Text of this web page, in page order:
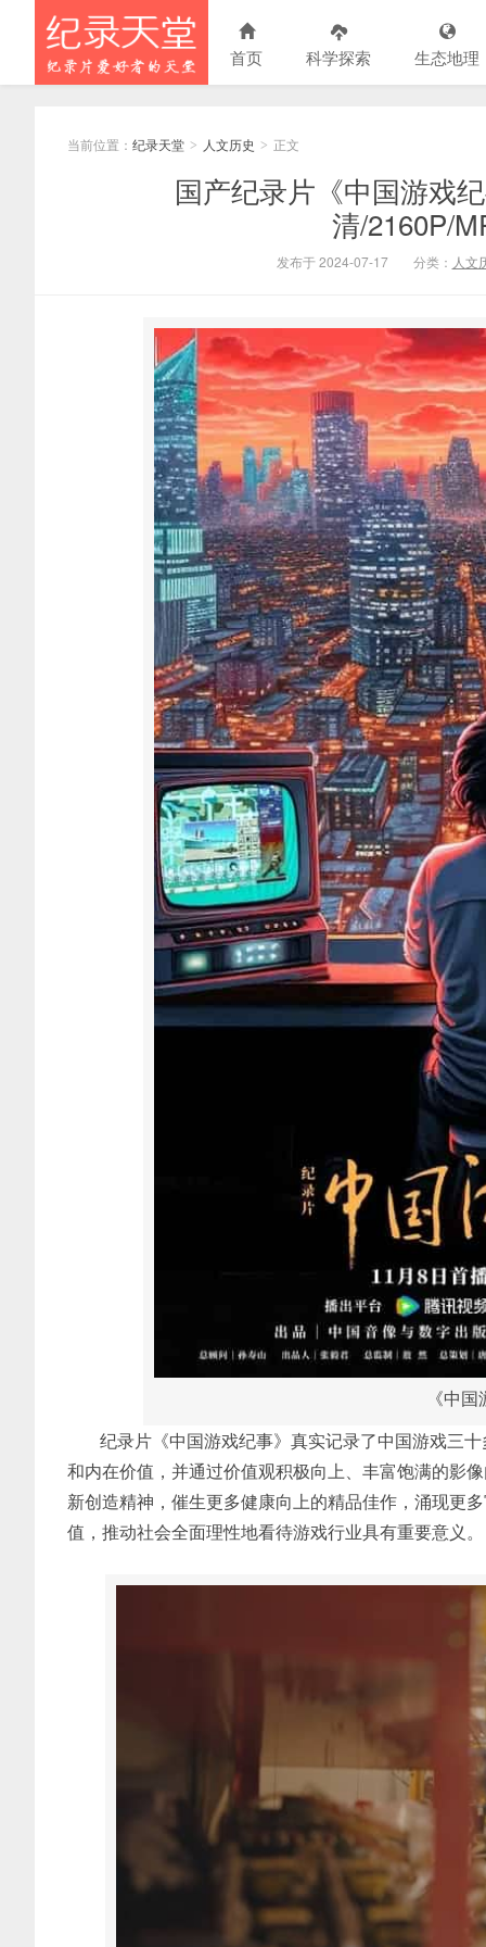
首页 科学探索 生态地理
当前位置： 纪录天堂 > 人文历史 > 正文
国产纪录片《中国游戏
清/2160P/
发布于 2024-07-17 分类： 人文
《中
纪录片《中国游戏纪事》真实记录了中国游戏三
和内在价值，并通过价值观积极向上、丰富饱满的影
新创造精神，催生更多健康向上的精品佳作，涌现更
值，推动社会全面理性地看待游戏行业具有重要意义。